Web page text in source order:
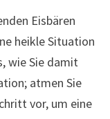
Eisbären
heikle Situation
wie Sie damit
atmen Sie
vor, um eine